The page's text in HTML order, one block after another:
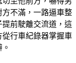
不滿，一路逼車整
提前駛離交流道，這
行車紀錄器掌握車